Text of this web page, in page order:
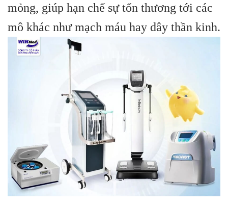
mỏng, giúp hạn chế sự tổn thương tới các
mô khác như mạch máu hay dây thần kinh.